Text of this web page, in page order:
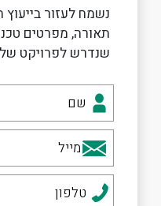
נשמח לעזור
תאורה, מפרטים
שנדרש לפרויקט